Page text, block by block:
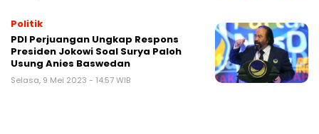
Politik
PDI Perjuangan Ungkap Respons
Presiden Jokowi Soal Surya Paloh
Usung Anies Baswedan
Selasa, 9 Mei 2023 - 14:57 WIB